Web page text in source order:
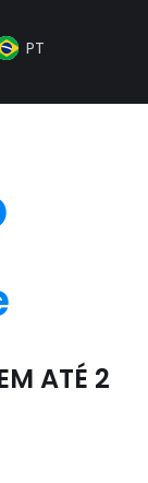
PT
ES
ATÉ 2